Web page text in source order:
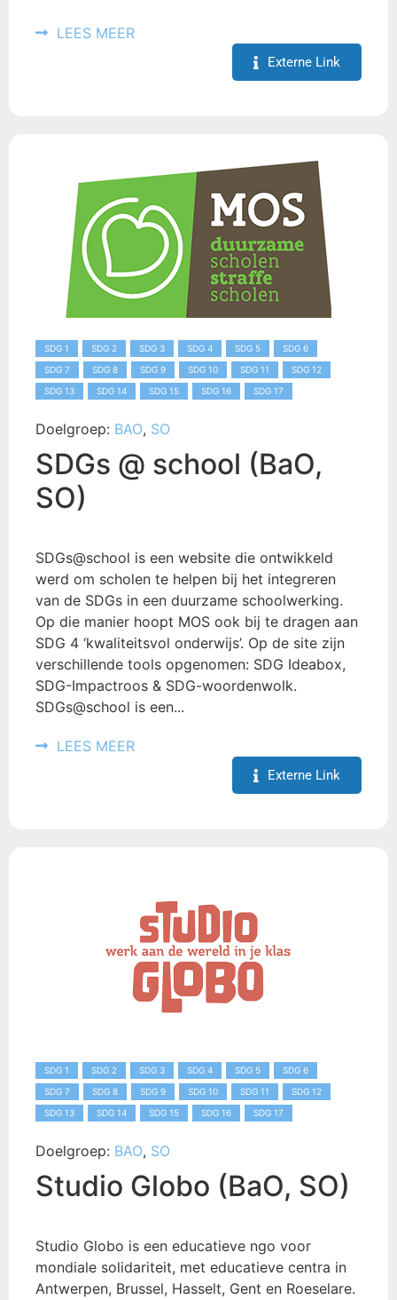
LEES MEER
Externe Link
SDG 1 SDG 2 SDG 3 SDG 4 SDG 5
SDG 6
SDG 7
SDG 8 SDG 9 SDG 10 SDG 11
SDG 12
SDG 13
SDG 14 SDG 15 SDG 16 SDG 17
Doelgroep: BAO, SO
SDGs @ school (BaO,
SO)
SDGs@school is een website die ontwikkeld
werd om scholen te helpen bij het integreren
van de SDGs in een duurzame schoolwerking.
Op die manier hoopt MOS ook bij te dragen aan
SDG 4 ‘kwaliteitsvol onderwijs’. Op de site zijn
verschillende tools opgenomen: SDG Ideabox,
SDG-Impactroos & SDG-woordenwolk.
SDGs@school is een...
LEES MEER
Externe Link
SDG 1 SDG 2 SDG 3 SDG 4 SDG 5
SDG 6
SDG 7
SDG 8 SDG 9 SDG 10 SDG 11
SDG 12
SDG 13
SDG 14 SDG 15 SDG 16 SDG 17
Doelgroep: BAO, SO
Studio Globo (BaO, SO)
Studio Globo is een educatieve ngo voor
mondiale solidariteit, met educatieve centra in
Antwerpen, Brussel, Hasselt, Gent en Roeselare.